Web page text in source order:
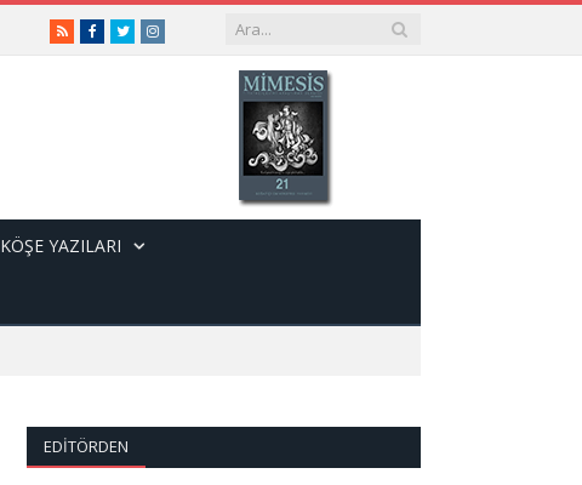
RSSFacebook
TwitterInstagram
KÖŞE YAZILARI
EDITÖRDEN